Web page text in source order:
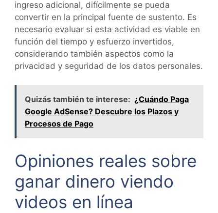
ingreso adicional, difícilmente se pueda
convertir en la principal fuente de sustento. Es
necesario evaluar si esta actividad es viable en
función del tiempo y esfuerzo invertidos,
considerando también aspectos como la
privacidad y seguridad de los datos personales.
Quizás también te interese: ¿Cuándo Paga
Google AdSense? Descubre los Plazos y
Procesos de Pago
Opiniones reales sobre
ganar dinero viendo
videos en línea